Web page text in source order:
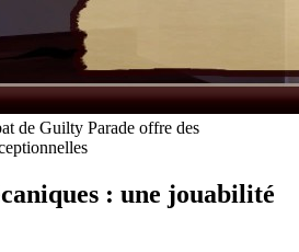
de Guilty Parade offre des
: une jouabilité